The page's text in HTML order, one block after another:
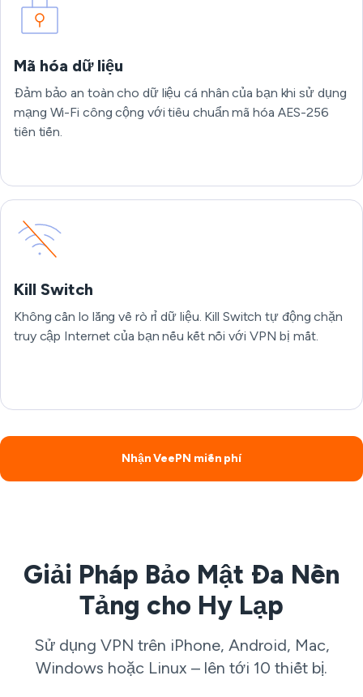
Mã hóa dữ liệu
Đảm bảo an toàn cho dữ liệu cá nhân của bạn khi sử dụng
mạng Wi-Fi công cộng với tiêu chuẩn mã hóa AES-256
tiên tiến.
Kill Switch
Không cần lo lắng về rò rỉ dữ liệu. Kill Switch tự động chặn
truy cập Internet của bạn nếu kết nối với VPN bị mất.
Nhận VeePN miễn phí
Giải Pháp Bảo Mật Đa Nền
Tảng cho Hy Lạp
Sử dụng VPN trên iPhone, Android, Mac,
Windows hoặc Linux – lên tới 10 thiết bị.